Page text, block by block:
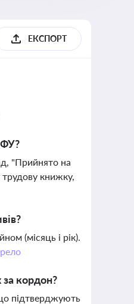
ЕКСПОРТ
"Прийнято на
трудову книжку,
(місяць і рік).
кордон?
підтверджують